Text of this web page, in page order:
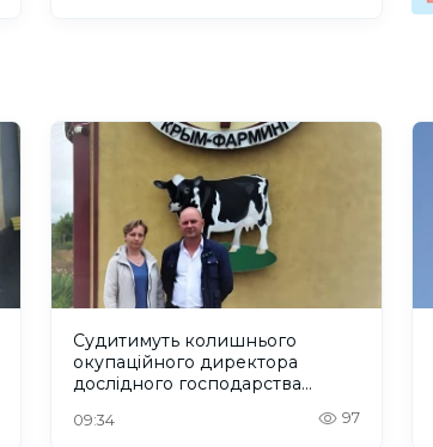
Судитимуть колишнього
окупаційного директора
дослідного господарства
09:34 97